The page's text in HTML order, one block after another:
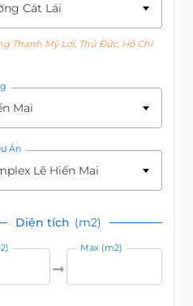
Cát Lái
Thạnh Mỹ Lợi, Thủ Đức, Hồ Chí
Mai
Án
Lê Hiến Mai
Diện tích (m2)
Max (m2)